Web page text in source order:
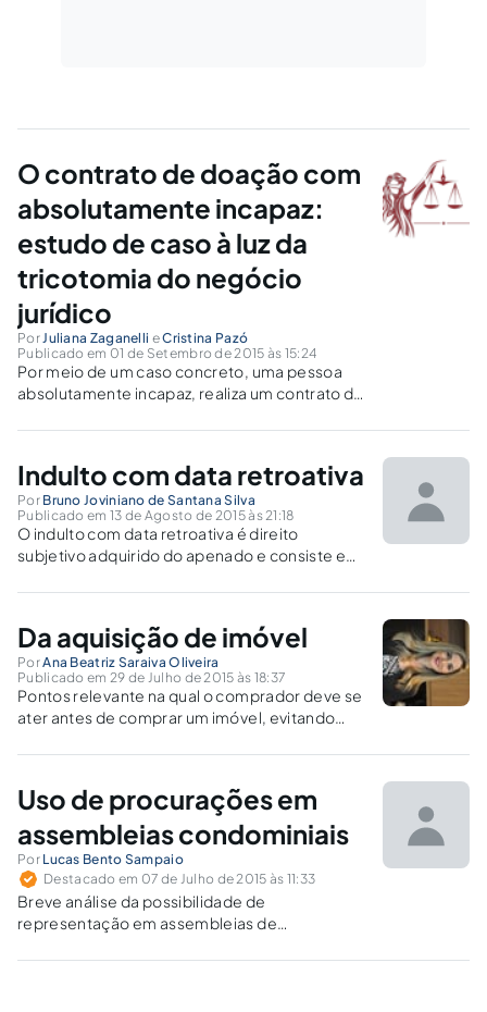
O contrato de doação com
absolutamente incapaz:
estudo de caso à luz da
tricotomia do negócio
jurídico
PorJuliana Zaganelli eCristina Pazó
Publicado em 01 de Setembro de 2015 às 15:24
Por meio de um caso concreto, uma pessoa
absolutamente incapaz, realiza um contrato de
invalidade e a ineficácia de um negócio
Indulto com data retroativa
Por Bruno Joviniano de Santana Silva
Publicado em 13 de Agosto de 2015 às 21:18
O indulto com data retroativa é direito
subjetivo adquirido do apenado e consiste em
reconhecimento extemporâneo de direito
Da aquisição de imóvel
PorAna Beatriz Saraiva Oliveira
Publicado em 29 de Julho de 2015 às 18:37
Pontos relevante na qual o comprador deve se
ater antes de comprar um imóvel, evitando
jurídico.
Uso de procurações em
assembleias condominiais
Por Lucas Bento Sampaio
Destacado em 07 de Julho de 2015 às 11:33
Breve análise da possibilidade de
representação em assembleias de